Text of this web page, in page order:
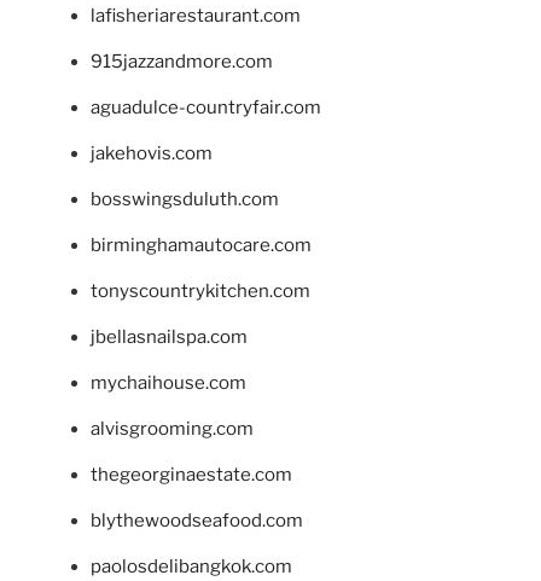
lafisheriarestaurant.com
915jazzandmore.com
aguadulce-countryfair.com
jakehovis.com
bosswingsduluth.com
birminghamautocare.com
tonyscountrykitchen.com
jbellasnailspa.com
mychaihouse.com
alvisgrooming.com
thegeorginaestate.com
blythewoodseafood.com
paolosdelibangkok.com